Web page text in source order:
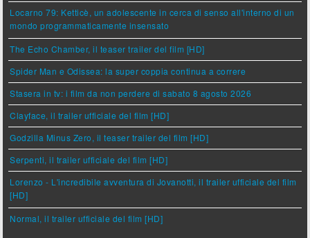
Locarno 79: Ketticè, un adolescente in cerca di senso all'interno di un
mondo programmaticamente insensato
The Echo Chamber, il teaser trailer del film [HD]
Spider Man e Odissea: la super coppia continua a correre
Stasera in tv: i film da non perdere di sabato 8 agosto 2026
Clayface, il trailer ufficiale del film [HD]
Godzilla Minus Zero, il teaser trailer del film [HD]
Serpenti, il trailer ufficiale del film [HD]
Lorenzo - L'incredibile avventura di Jovanotti, il trailer ufficiale del film
[HD]
Normal, il trailer ufficiale del film [HD]